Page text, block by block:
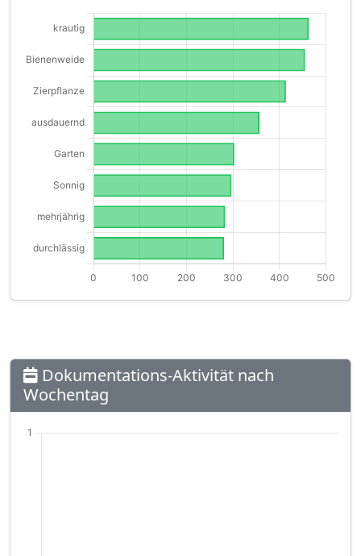
Dokumentations-Aktivität nach
Wochentag